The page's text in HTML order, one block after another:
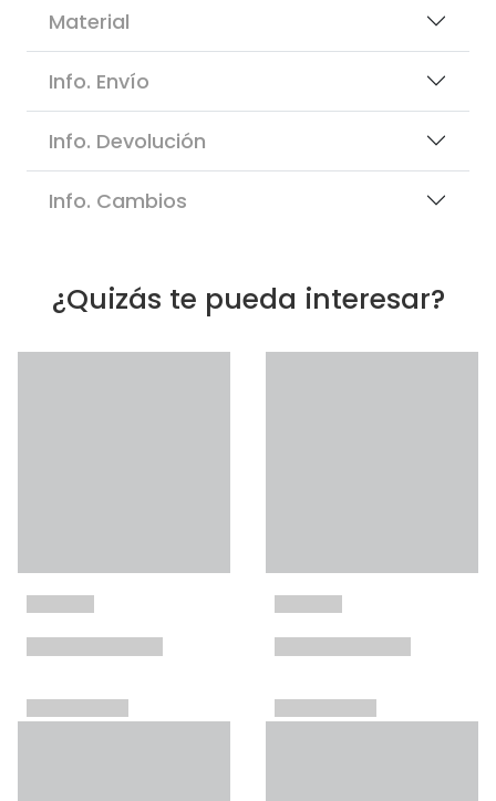
Material
Info. Envío
Info. Devolución
Info. Cambios
¿Quizás te pueda interesar?